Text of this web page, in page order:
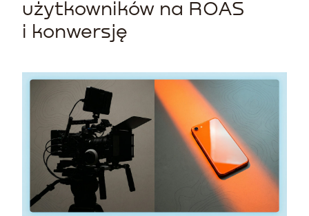
użytkowników na ROAS
i konwersję